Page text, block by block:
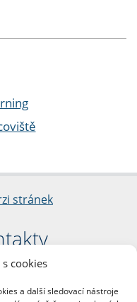
cookies
a další sledovací nástroje
stránek
1/2